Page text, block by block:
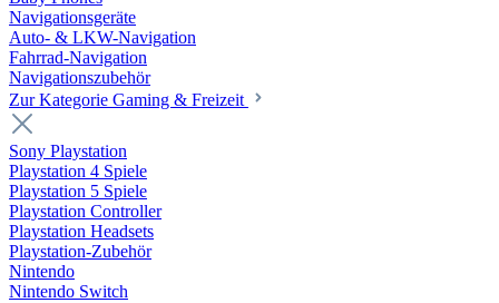
Navigationsgeräte
Auto- & LKW-Navigation
Fahrrad-Navigation
Navigationszubehör
Zur Kategorie Gaming & Freizeit
Sony Playstation
Playstation 4 Spiele
Playstation 5 Spiele
Playstation Controller
Playstation Headsets
Playstation-Zubehör
Nintendo
Nintendo Switch